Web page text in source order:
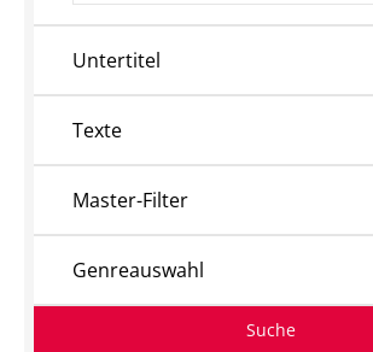
Untertitel
Texte
Master-Filter
Genreauswahl
Suche